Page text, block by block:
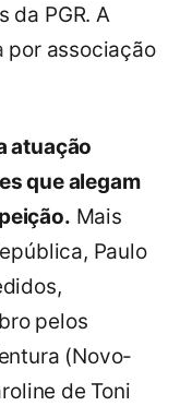
da PGR. A
por associação
atuação
que alegam
Mais
Paulo
pelos
(Novo-
de Toni